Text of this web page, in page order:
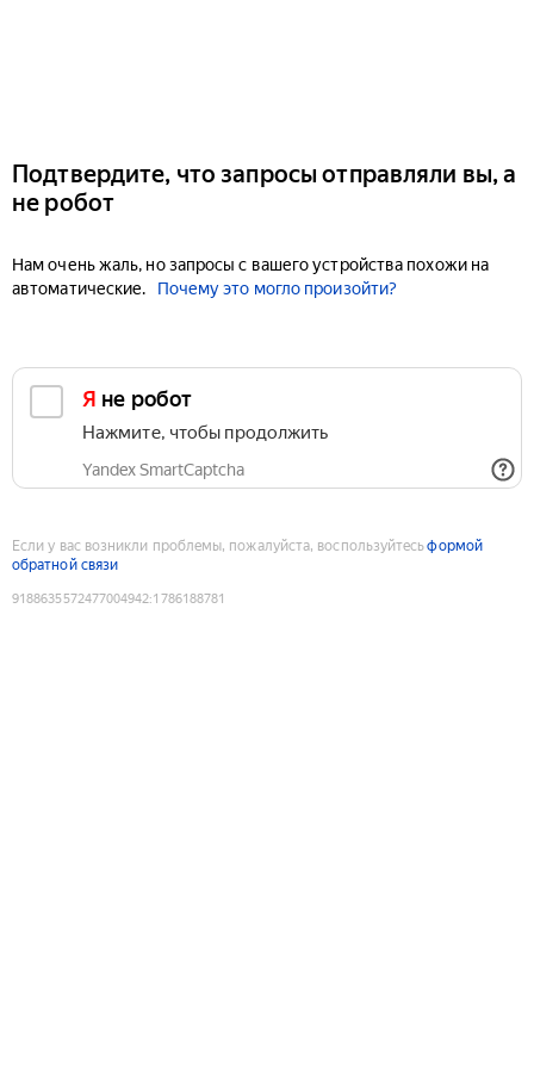
Подтвердите, что запросы отправляли вы, а
не робот
Нам очень жаль, но запросы с вашего устройства похожи на
автоматические.
Почему это могло произойти?
Я не робот
Нажмите, чтобы продолжить
Yandex SmartCaptcha
Если у вас возникли проблемы, пожалуйста, воспользуйтесьформой
обратной связи
9188635572477004942:1786188781